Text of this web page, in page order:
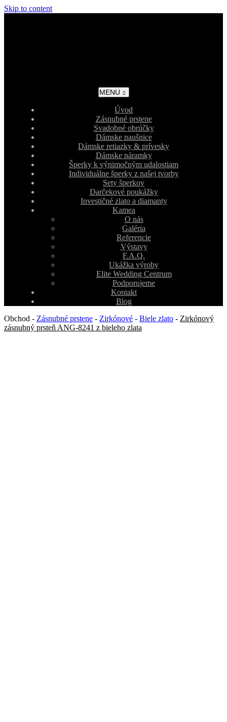
Skip to content
MENU
Úvod
Zásnubné prstene
Svadobné obrúčky
Dámske naušnice
Dámske retiazky & prívesky
Dámske náramky
Šperky k výnimočným udalostiam
Individuálne šperky z našej tvorby
Sety šperkov
Darčekové poukážky
Investičné zlato a diamanty
Kamea
O nás
Galéria
Referencie
Výstavy
F.A.Q.
Ukážka výroby
Elite Wedding Centrum
Podporujeme
Kontakt
Blog
Obchod - Zásnubné prstene - Zirkónové - Biele zlato - Zirkónový
zásnubný prsteň ANG-8241 z bieleho zlata